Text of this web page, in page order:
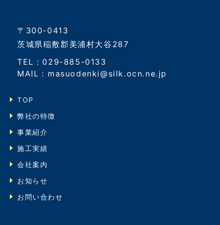
〒300-0413
茨城県稲敷郡美浦村大谷287
TEL：029-885-0133
MAIL：masuodenki@silk.ocn.ne.jp
TOP
弊社の特徴
事業紹介
施工実績
会社案内
お知らせ
お問い合わせ